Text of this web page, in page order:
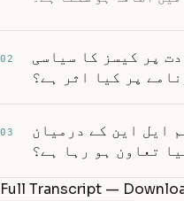
02
پر کیسز کا سیاسی
پر کیا اثر ہے؟
03
ایل این کے درمیان
تعاون ہو رہا ہے؟
Full Transcript —